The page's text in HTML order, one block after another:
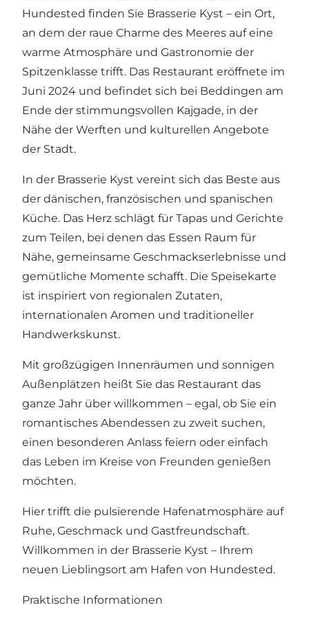
Hundested finden Sie Brasserie Kyst – ein Ort,
an dem der raue Charme des Meeres auf eine
warme Atmosphäre und Gastronomie der
Spitzenklasse trifft. Das Restaurant eröffnete im
Juni 2024 und befindet sich bei Beddingen am
Ende der stimmungsvollen Kajgade, in der
Nähe der Werften und kulturellen Angebote
der Stadt.
In der Brasserie Kyst vereint sich das Beste aus
der dänischen, französischen und spanischen
Küche. Das Herz schlägt für Tapas und Gerichte
zum Teilen, bei denen das Essen Raum für
Nähe, gemeinsame Geschmackserlebnisse und
gemütliche Momente schafft. Die Speisekarte
ist inspiriert von regionalen Zutaten,
internationalen Aromen und traditioneller
Handwerkskunst.
Mit großzügigen Innenräumen und sonnigen
Außenplätzen heißt Sie das Restaurant das
ganze Jahr über willkommen – egal, ob Sie ein
romantisches Abendessen zu zweit suchen,
einen besonderen Anlass feiern oder einfach
das Leben im Kreise von Freunden genießen
möchten.
Hier trifft die pulsierende Hafenatmosphäre auf
Ruhe, Geschmack und Gastfreundschaft.
Willkommen in der Brasserie Kyst – Ihrem
neuen Lieblingsort am Hafen von Hundested.
Praktische Informationen